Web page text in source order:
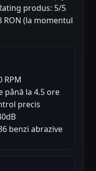
produs: 5/5
RON (la momentul
RPM
până la 4.5 ore
precis
benzi abrazive